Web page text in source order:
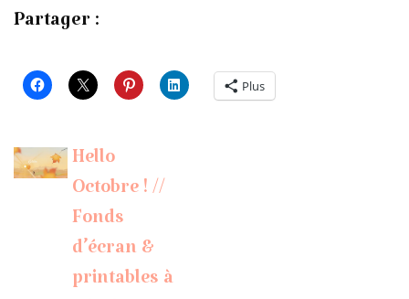
Partager :
Plus
Hello
Octobre ! //
Fonds
d’écran &
printables à